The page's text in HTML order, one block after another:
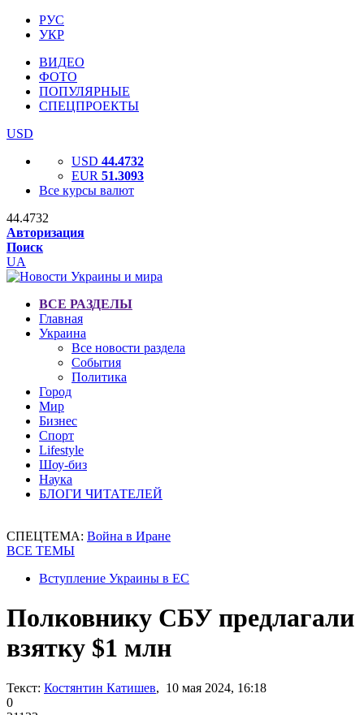
РУС
УКР
ВИДЕО
ФОТО
ПОПУЛЯРНЫЕ
СПЕЦПРОЕКТЫ
USD
USD 44.4732
EUR 51.3093
Все курсы валют
44.4732
Авторизация
Поиск
UA
ВСЕ РАЗДЕЛЫ
Главная
Украина
Все новости раздела
События
Политика
Город
Мир
Бизнес
Спорт
Lifestyle
Шоу-биз
Наука
БЛОГИ ЧИТАТЕЛЕЙ
СПЕЦТЕМА: Война в Иране
ВСЕ ТЕМЫ
Вступление Украины в ЕС
Полковнику СБУ предлагали
взятку $1 млн
Текст: Костянтин Катишев, 10 мая 2024, 16:18
0